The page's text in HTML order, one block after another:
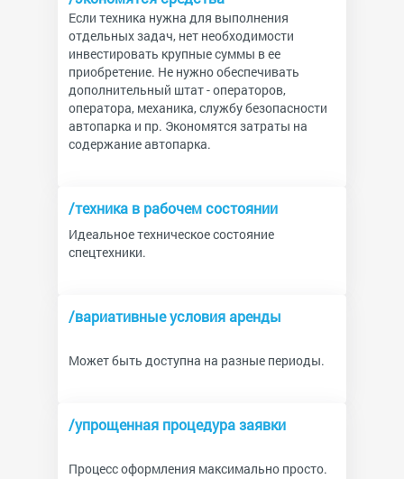
Если техника нужна для выполнения
отдельных задач, нет необходимости
инвестировать крупные суммы в ее
приобретение. Не нужно обеспечивать
дополнительный штат - операторов,
оператора, механика, службу безопасности
автопарка и пр. Экономятся затраты на
содержание автопарка.
/техника в рабочем состоянии
Идеальное техническое состояние
спецтехники.
/вариативные условия аренды
Может быть доступна на разные периоды.
/упрощенная процедура заявки
Процесс оформления максимально просто.